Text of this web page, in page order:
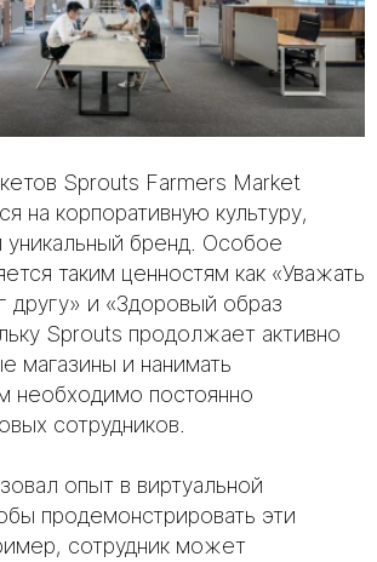
Sprouts Farmers Market
на корпоративную культуру,
бренд. Особое
таким ценностям как «Уважать
другу» и «Здоровый образ
Sprouts продолжает активно
магазины и нанимать
необходимо постоянно
сотрудников.
опыт в виртуальной
продемонстрировать эти
сотрудник может